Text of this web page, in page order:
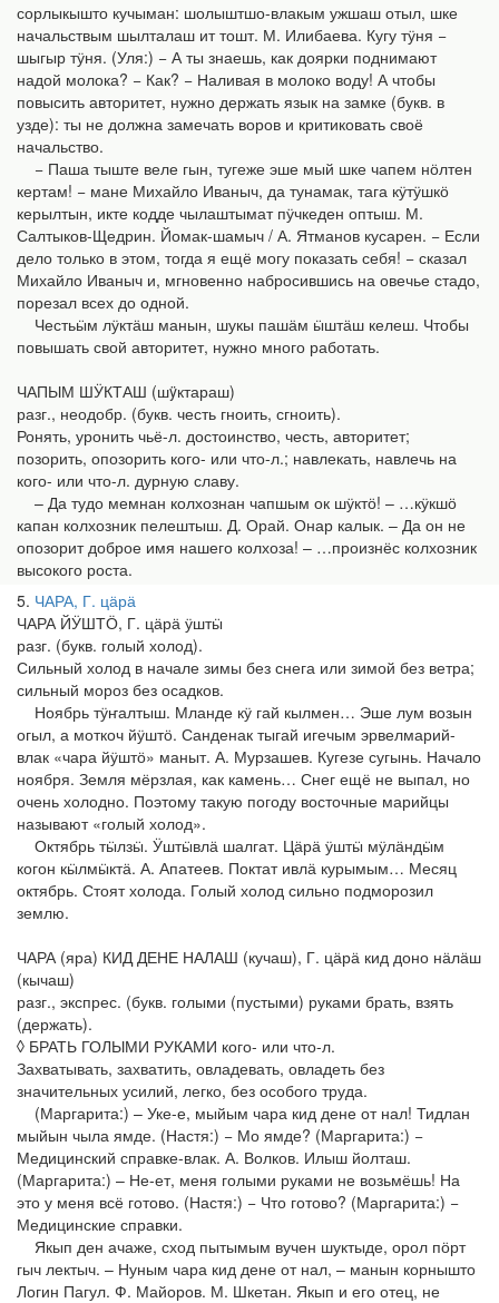
сорлыкышто кучыман: шолыштшо-влакым ужшаш отыл, шке
начальствым шылталаш ит тошт. М. Илибаева. Кугу тӱня −
шыгыр тӱня. (Уля:) − А ты знаешь, как доярки поднимают
надой молока? − Как? − Наливая в молоко воду! А чтобы
повысить авторитет, нужно держать язык на замке (букв. в
узде): ты не должна замечать воров и критиковать своё
начальство.
− Паша тыште веле гын, тугеже эше мый шке чапем нӧлтен
кертам! − мане Михайло Иваныч, да тунамак, тага кӱтӱшкӧ
керылтын, икте кодде чылаштымат пӱчкеден оптыш. М.
Салтыков-Щедрин. Йомак-шамыч / А. Ятманов кусарен. − Если
дело только в этом, тогда я ещё могу показать себя! − сказал
Михайло Иваныч и, мгновенно набросившись на овечье стадо,
порезал всех до одной.
Честьӹм лӱктӓш манын, шукы пашӓм ӹштӓш келеш. Чтобы
повышать свой авторитет, нужно много работать.
ЧАПЫМ ШӰКТАШ (шÿктараш)
разг., неодобр. (букв. честь гноить, сгноить).
Ронять, уронить чьё-л. достоинство, честь, авторитет;
позорить, опозорить кого- или что-л.; навлекать, навлечь на
кого- или что-л. дурную славу.
– Да тудо мемнан колхознан чапшым ок шӱктӧ! – …кӱкшӧ
капан колхозник пелештыш. Д. Орай. Онар калык. – Да он не
опозорит доброе имя нашего колхоза! – …произнёс колхозник
высокого роста.
5 ЧАРА, Г. цӓрӓ
ЧАРА ЙӰШТӦ, Г. цӓрӓ ӱштӹ
разг. (букв. голый холод).
Сильный холод в начале зимы без снега или зимой без ветра;
сильный мороз без осадков.
Ноябрь тӱҥалтыш. Мланде кӱ гай кылмен… Эше лум возын
огыл, а моткоч йӱштӧ. Санденак тыгай игечым эрвелмарий-
влак «чара йӱштӧ» маныт. А. Мурзашев. Кугезе сугынь. Начало
ноября. Земля мёрзлая, как камень… Снег ещё не выпал, но
очень холодно. Поэтому такую погоду восточные марийцы
называют «голый холод».
Октябрь тӹлзӹ. Ӱштӹвлӓ шалгат. Цӓрӓ ӱштӹ мӱлӓндӹм
когон кӹлмӹктӓ. А. Апатеев. Поктат ивлӓ курымым… Месяц
октябрь. Стоят холода. Голый холод сильно подморозил
землю.
ЧАРА (яра) КИД ДЕНЕ НАЛАШ (кучаш), Г. цӓрӓ кид доно нӓлӓш
(кычаш)
разг., экспрес. (букв. голыми (пустыми) руками брать, взять
(держать).
◊ БРАТЬ ГОЛЫМИ РУКАМИ кого- или что-л.
Захватывать, захватить, овладевать, овладеть без
значительных усилий, легко, без особого труда.
(Маргарита:) – Уке-е, мыйым чара кид дене от нал! Тидлан
мыйын чыла ямде. (Настя:) − Мо ямде? (Маргарита:) −
Медицинский справке-влак. А. Волков. Илыш йолташ.
(Маргарита:) – Не-ет, меня голыми руками не возьмёшь! На
это у меня всё готово. (Настя:) − Что готово? (Маргарита:) −
Медицинские справки.
Якып ден ачаже, сход пытымым вучен шуктыде, орол пӧрт
гыч лектыч. – Нуным чара кид дене от нал, – манын корнышто
Логин Пагул. Ф. Майоров. М. Шкетан. Якып и его отец, не